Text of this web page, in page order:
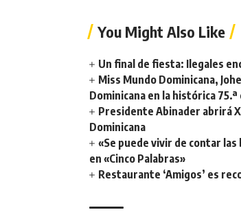
You Might Also Like
Un final de fiesta: Ilegales
Miss Mundo Dominicana,
Dominicana en la histórica
Presidente Abinader abrirá
Dominicana
«Se puede vivir de contar
en «Cinco Palabras»
Restaurante ‘Amigos’ es